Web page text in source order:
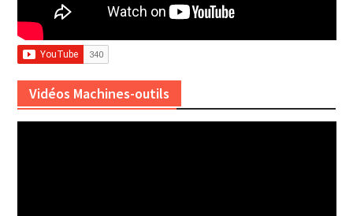
Vidéos Machines-outils